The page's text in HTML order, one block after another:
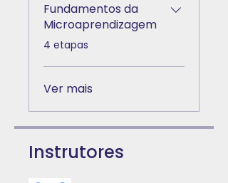
Fundamentos da
Microaprendizagem
.4 etapas
Ver mais
Instrutores